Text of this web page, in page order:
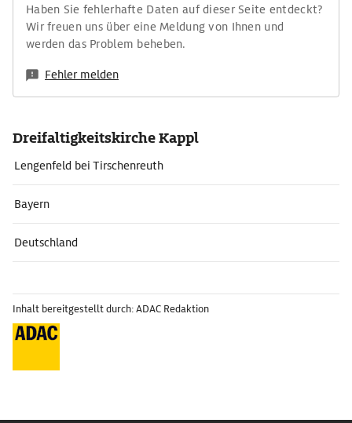
Haben Sie fehlerhafte Daten auf dieser Seite entdeckt?
Wir freuen uns über eine Meldung von Ihnen und
werden das Problem beheben.
Fehler melden
Dreifaltigkeitskirche Kappl
Lengenfeld bei Tirschenreuth
Bayern
Deutschland
Inhalt bereitgestellt durch: ADAC Redaktion